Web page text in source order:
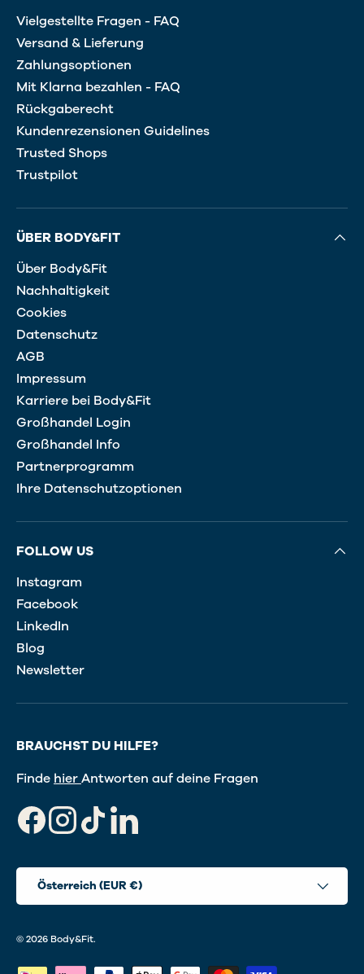
Vielgestellte Fragen - FAQ
Versand & Lieferung
Zahlungsoptionen
Mit Klarna bezahlen - FAQ
Rückgaberecht
Kundenrezensionen Guidelines
Trusted Shops
Trustpilot
ÜBER BODY&FIT
Über Body&Fit
Nachhaltigkeit
Cookies
Datenschutz
AGB
Impressum
Karriere bei Body&Fit
Großhandel Login
Großhandel Info
Partnerprogramm
Ihre Datenschutzoptionen
FOLLOW US
Instagram
Facebook
LinkedIn
Blog
Newsletter
BRAUCHST DU HILFE?
Finde hierAntworten auf deine Fragen
FacebookInstagram
TikTokLinkedIn
Land/Region
Österreich (EUR €)
© 2026 Body&Fit.